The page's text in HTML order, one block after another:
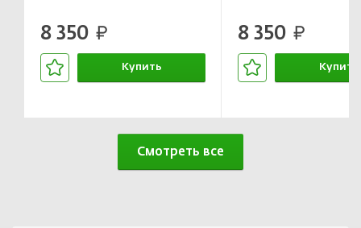
8 350 руб.
Купить
8 350 руб.
Купить
Смотреть все